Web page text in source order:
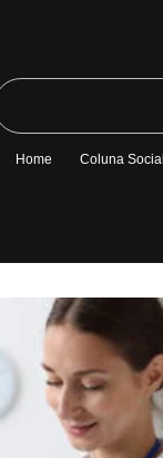
Home Coluna Social